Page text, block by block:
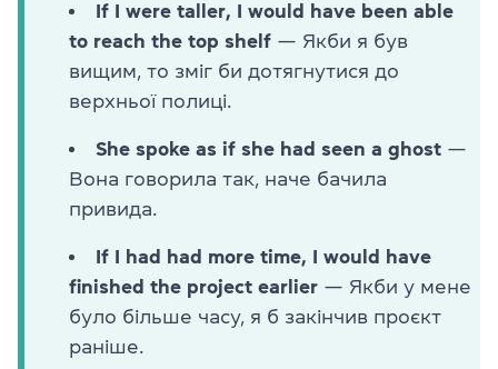
If I were taller, I would have been able
to reach the top shelf — Якби я був
вищим, то зміг би дотягнутися до
верхньої полиці.
She spoke as if she had seen a ghost —
Вона говорила так, наче бачила
привида.
If I had had more time, I would have
finished the project earlier — Якби у мене
було більше часу, я б закінчив проєкт
раніше.